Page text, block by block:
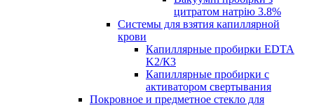
цитратом натрію 3.8%
Системы для взятия капиллярной
крови
Капиллярные пробирки EDTA
K2/К3
Капиллярные пробирки с
активатором свертывания
Покровное и предметное стекло для